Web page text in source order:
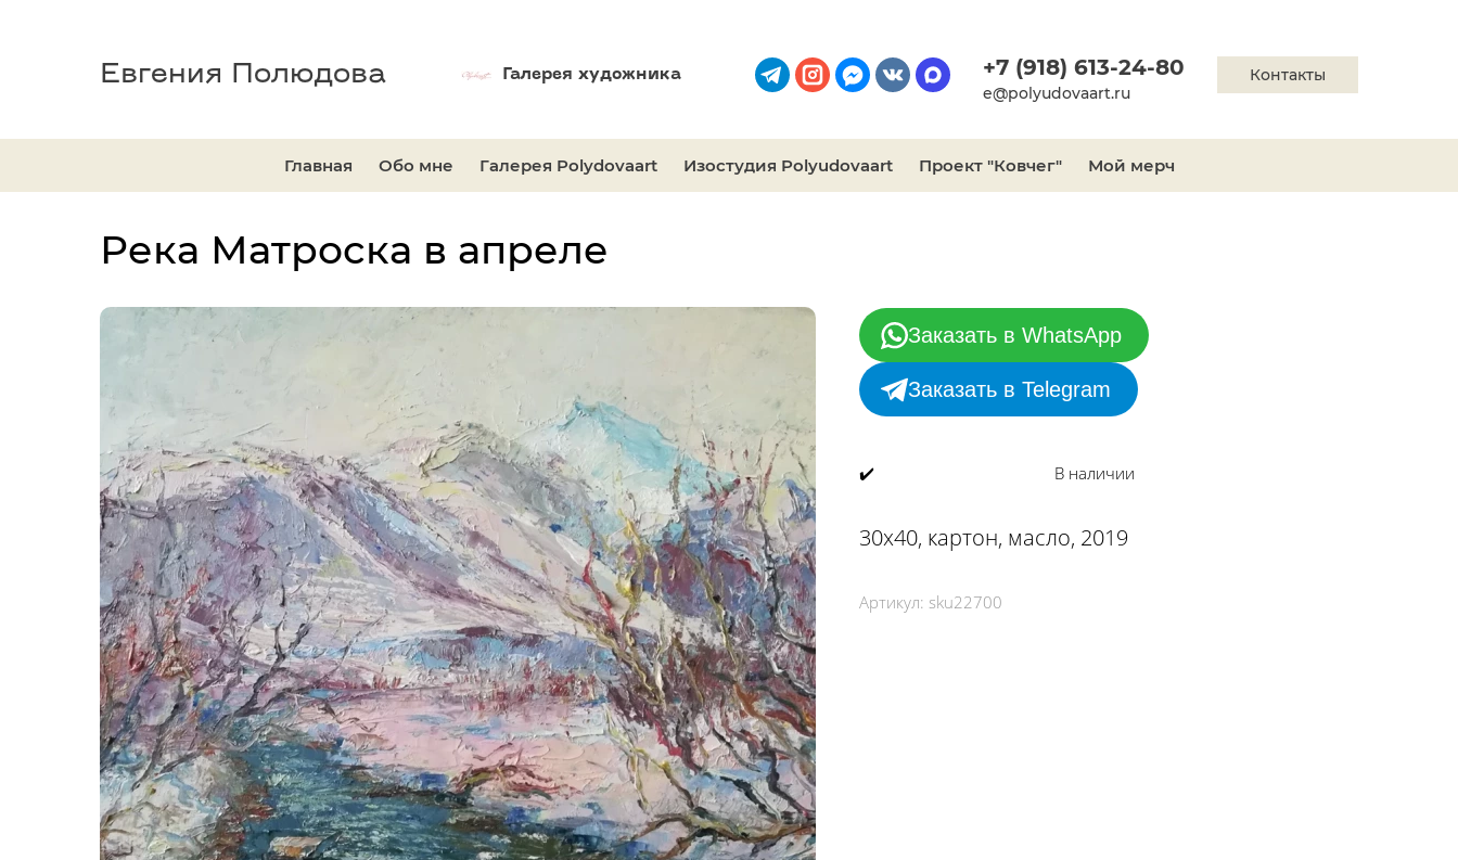
Евгения Полюдова Галерея художника +7 (918) 613-24-80
e@polyudovaart.ru
Контакты
Главная Обо мне Галерея Polydovaart Изостудия Polyudovaart Проект "Ковчег" Мой мерч
Река Матроска в апреле
Заказать в WhatsApp
Заказать в Telegram
✔️ В наличии
30х40, картон, масло, 2019
Артикул: sku22700